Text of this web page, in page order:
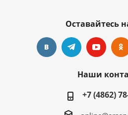
Оставайтесь
Наши
+7 (4862)